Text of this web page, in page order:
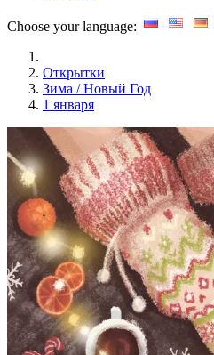
Choose your language:
Открытки
Зима / Новый Год
1 января